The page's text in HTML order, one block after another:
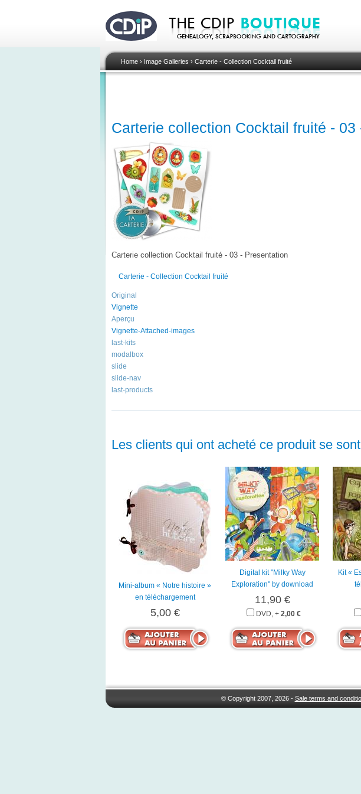
Home› Image Galleries › Carterie - Collection Cocktail fruité
Carterie collection Cocktail fruité - 03
Carterie collection Cocktail fruité - 03 - Presentation
Carterie - Collection Cocktail fruité
Original
Vignette
Aperçu
Vignette-Attached-images
last-kits
modalbox
slide
slide-nav
last-products
Les clients qui ont acheté ce produit se
Mini-album « Notre histoire »
en téléchargement
5,00 €
Digital kit "Milky Way
Exploration" by download
11,90 €
DVD, + 2,00 €
Kit «
© Copyright 2007, 2026 - Sale terms and